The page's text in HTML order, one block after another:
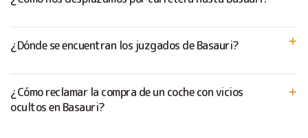
¿Dónde se encuentran los juzgados de Basauri?
¿Cómo reclamar la compra de un coche con vicios
ocultos en Basauri?